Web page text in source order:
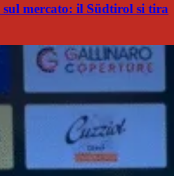
mercato: il Südtirol si tira